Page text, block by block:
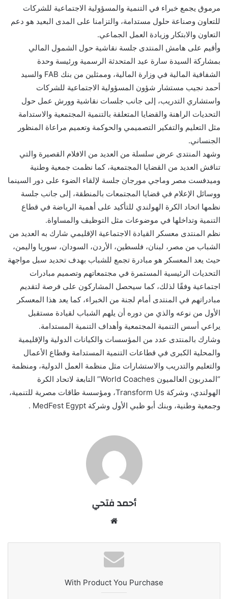
مرموق يجمع خبراء في التنمية والمسؤولية الاجتماعية للشركات
للتعاون وصناعة حلول مستدامة، والتزامنا على المدى البعيد هو دعم
التعاون والابتكار وزيادة العمل الجماعي.
وأقيم على هامش المنتدى جلسة نقاشية حول الشمول المالي
بمشاركة السيدة سارة عيد المتحدثة الرسمية ورئيسة وحدة
الشفافية المالية في وزارة المالية، وممثلين من بنك FAB والسيد
أحمد نجيب مستشار شؤون المسؤولية الاجتماعية للشركات
واستشاري التدريب، إلى جانب جلسات نقاشية وورش عمل حول
التحديات الراهنة والقضايا المتعلقة بالتنمية المجتمعية والاستدامة
مثل التعليم والتفكير التصميمي والحوكمة وتعميم مراعاة المنظور
الجنساني.
وشهد المنتدى عرض سلسلة من العديد من الافلام القصيرة والتي
تناقش العديد من القضايا المجتمعية، كما نظمت جمعية وطنية
وميدفست مصر وماجي مورجان جلسة لإلقاء الضوء على دور السينما
ووسائل الإعلام في قضايا المجتمعات بالمنطقة، إلى جانب جلسة
نظمها اتحاد الكرة الهولندي للتأكيد على أهمية الرياضة في قطاع
التنمية وتداخلها في موضوعات مثل التوظيف والمساواة.
نظم المنتدى معسكر القيادة الاجتماعية الإقليمي شارك به العديد من
الشباب من مصر، لبنان، فلسطين، الأردن، السودان، سوريا واليمن،
حيث يعد المعسكر هو مبادرة تجمع للشباب بهدف تحديد سبل مواجهة
التحديات الرئيسية المستمرة في مجتمعاتهم وتصميم مبادرات
اجتماعية وفقًا لذلك، كما سيحصل المشاركون على فرصة لتقديم
مبادراتهم في المنتدى أمام لجنة من الخبراء، كما يعد هذا المعسكر
الأول من نوعه والذي من دوره أن يلهم الشباب لقيادة مستقبل
يراعي أسس التنمية المجتمعية وأهداف التنمية المستدامة.
وشارك بالمنتدى عدد من المؤسسات والكيانات الدولية والإقليمية
والمحلية الكبرى في قطاعات التنمية المستدامة وقطاع الأعمال
والتعليم والتدريب والاستشارات مثل منظمة العمل الدولية، ومنظمة
“المدربون العالميون World Coaches” التابعة لاتحاد الكرة
الهولندي، وشركة Transform Us، ومؤسسة طاقات مصرية للتنمية،
وجمعية وطنية، وبنك أبو ظبي الأول وشركة MedFest Egypt .
أحمد فتحي
With Product You Purchase